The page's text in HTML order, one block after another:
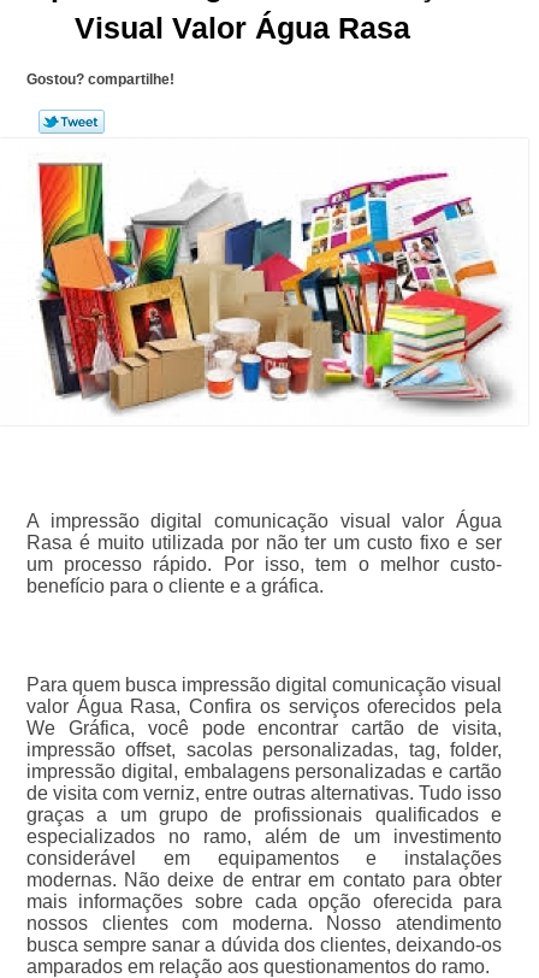
Visual Valor Água Rasa
Gostou? compartilhe!
A impressão digital comunicação visual valor Água
Rasa é muito utilizada por não ter um custo fixo e ser
um processo rápido. Por isso, tem o melhor custo-
benefício para o cliente e a gráfica.
Para quem busca impressão digital comunicação visual
valor Água Rasa, Confira os serviços oferecidos pela
We Gráfica, você pode encontrar cartão de visita,
impressão offset, sacolas personalizadas, tag, folder,
impressão digital, embalagens personalizadas e cartão
de visita com verniz, entre outras alternativas. Tudo isso
graças a um grupo de profissionais qualificados e
especializados no ramo, além de um investimento
considerável em equipamentos e instalações
modernas. Não deixe de entrar em contato para obter
mais informações sobre cada opção oferecida para
nossos clientes com moderna. Nosso atendimento
busca sempre sanar a dúvida dos clientes, deixando-os
amparados em relação aos questionamentos do ramo.